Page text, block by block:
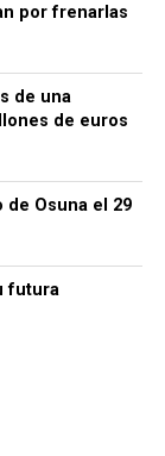
por frenarlas
de una
de euros
de Osuna el 29
futura